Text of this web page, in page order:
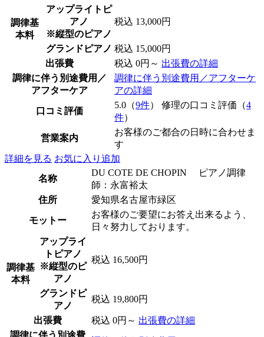
調律基
本料
アップライトピ
アノ
※縦型のピアノ
税込 13,000円
グランドピアノ 税込 15,000円
出張費
税込 0円～ 出張費の詳細
調律に伴う別途費用／
アフターケア
調律に伴う別途費用／アフターケ
アの詳細
口コミ評価
5.0（9件） 修理の口コミ評価（4
件）
営業案内
お客様のご都合の日時に合わせま
す
詳細を見る お気に入り追加
名称
DU COTE DE CHOPIN ピアノ調律
師：永富裕太
住所
愛知県名古屋市緑区
モットー
お客様のご要望にお答え出来るよう、
日々努力しております。
調律基
本料
アップライ
トピアノ
※縦型のピ
アノ
税込 16,500円
グランドピ
アノ
税込 19,800円
出張費 税込 0円～ 出張費の詳細
調律に伴う別途費